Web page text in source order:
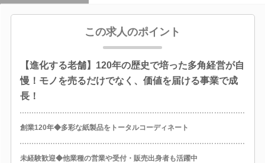
この求人のポイント
【進化する老舗】120年の歴史で培った多角経営が自
慢！モノを売るだけでなく、価値を届ける事業で成
長！
創業120年◆多彩な紙製品をトータルコーディネート
未経験歓迎◆他業種の営業や受付・販売出身者も活躍中